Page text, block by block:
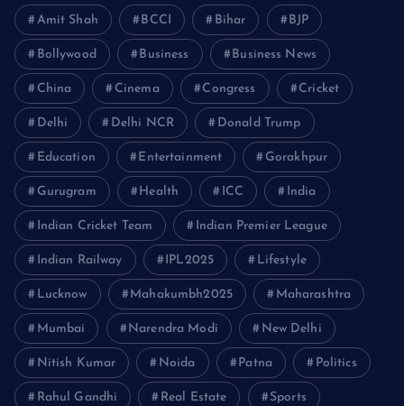
Amit Shah BCCI Bihar BJP
Bollywood Business Business News
China Cinema Congress Cricket
Delhi Delhi NCR Donald Trump
Education Entertainment Gorakhpur
Gurugram Health ICC India
Indian Cricket Team Indian Premier League
Indian Railway IPL2025 Lifestyle
Lucknow Mahakumbh2025 Maharashtra
Mumbai Narendra Modi New Delhi
Nitish Kumar Noida Patna Politics
Rahul Gandhi Real Estate Sports